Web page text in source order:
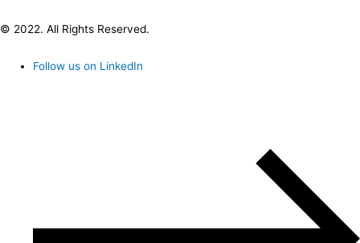
© 2022. All Rights Reserved.
Follow us on LinkedIn